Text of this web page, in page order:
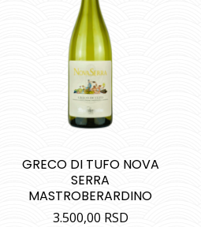
GRECO DI TUFO NOVA
SERRA
MASTROBERARDINO
3.500,00 RSD